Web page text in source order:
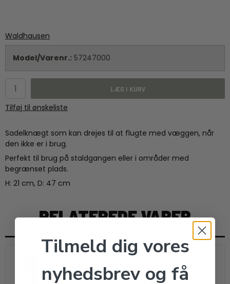
Waldhausen
Model/Varenr.: 57247000
LÆG I KURV
Tilføj til ønskeliste
Sadelknægt som kan drejes til at flugte med væggen, når
den ikke er i brug.
Perfekt til brug på staldgangen eller i områder med
begrænset plads.
H: 21 cm, D: 47 cm
RELATEREDE VARER
Tilmeld dig vores
nyhedsbrev og få